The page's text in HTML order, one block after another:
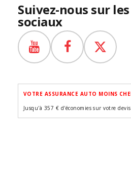
Suivez-nous sur
sociaux
VOTRE ASSURANCE AUTO MOINS
Jusqu'à 357 € d'économies sur votre